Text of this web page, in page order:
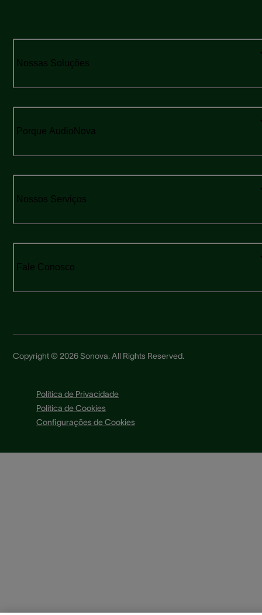
Nossas Soluções
Porque AudioNova
Nossos Serviços
Fale Conosco
Copyright © 2026 Sonova. All Rights Reserved.
Política de Privacidade
Política de Cookies
Configurações de Cookies